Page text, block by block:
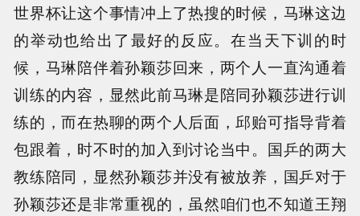
世界杯让这个事情冲上了热搜的时候，马琳这边
的举动也给出了最好的反应。在当天下训的时
候，马琳陪伴着孙颖莎回来，两个人一直沟通着
训练的内容，显然此前马琳是陪同孙颖莎进行训
练的，而在热聊的两个人后面，邱贻可指导背着
包跟着，时不时的加入到讨论当中。国乒的两大
教练陪同，显然孙颖莎并没有被放养，国乒对于
孙颖莎还是非常重视的，虽然咱们也不知道王翔